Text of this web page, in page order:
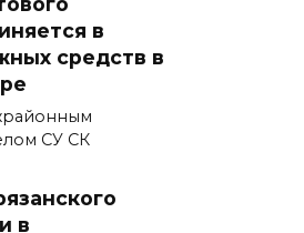
в
средств в
СУ СК
в